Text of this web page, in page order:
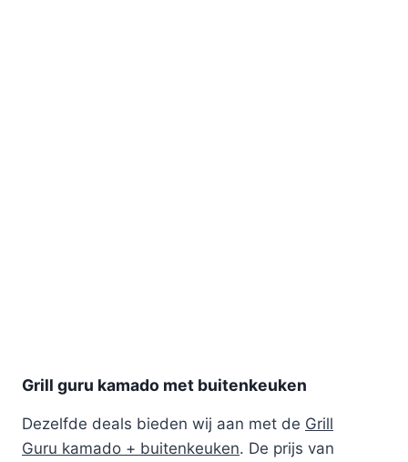
Grill guru kamado met buitenkeuken
Dezelfde deals bieden wij aan met de Grill
Guru kamado + buitenkeuken. De prijs van